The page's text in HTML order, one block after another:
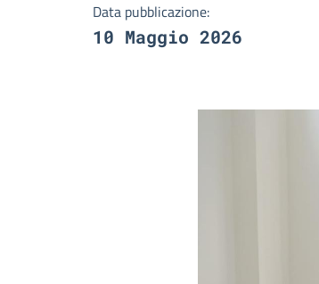
Data pubblicazione:
10 Maggio 2026